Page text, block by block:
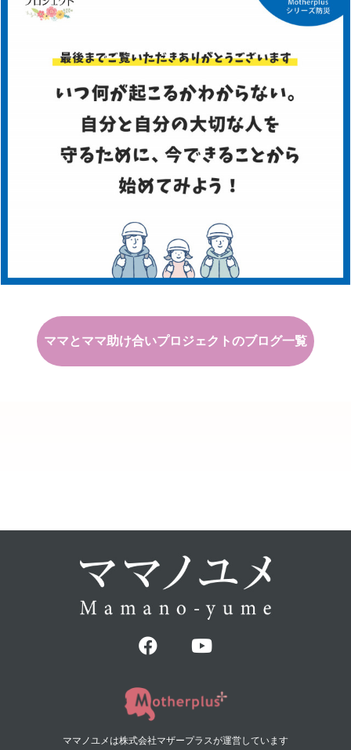
ママとママ助け合いプロジェクトのブログ一覧
ママノユメは株式会社マザープラスが運営しています